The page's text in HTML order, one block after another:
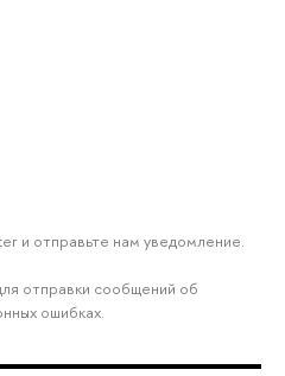
и отправьте нам уведомление.
отправки сообщений об
ошибках.